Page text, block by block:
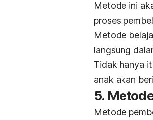
Metode ini
proses
Metode
langsung
Tidak hanya
anak akan
5.
Metode